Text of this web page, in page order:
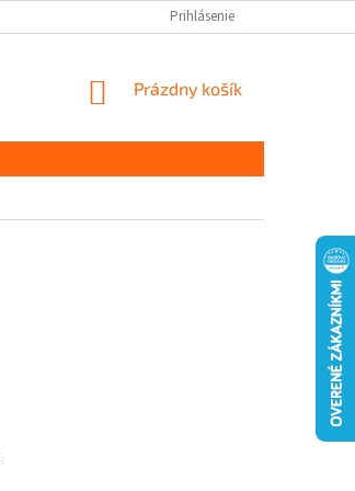
Prihlásenie
NÁKUPNÝ
Prázdny košík